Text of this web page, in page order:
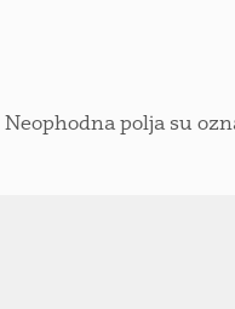
Neophodna polja su